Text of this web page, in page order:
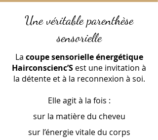
Une véritable parenthèse
sensorielle
La coupe sensorielle énergétique
Hairconscienc’S est une invitation à
la détente et à la reconnexion à soi.
Elle agit à la fois :
sur la matière du cheveu
sur l’énergie vitale du corps